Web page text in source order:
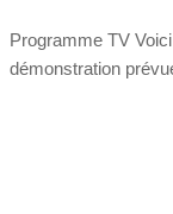
Programme TV
démonstration